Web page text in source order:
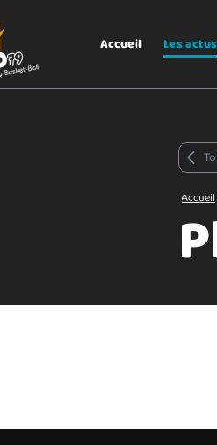
Accueil Les actus
Accueil